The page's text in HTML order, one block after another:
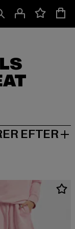
EFTER